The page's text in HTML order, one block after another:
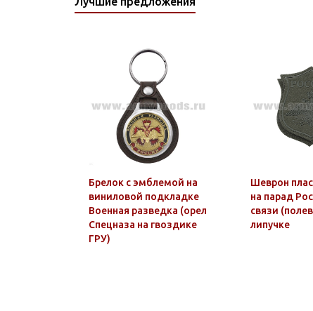
Брелок с эмблемой на
виниловой подкладке
Военная разведка (орел
Спецназа на гвоздике
ГРУ)
Шеврон
на парад
связи
липучке